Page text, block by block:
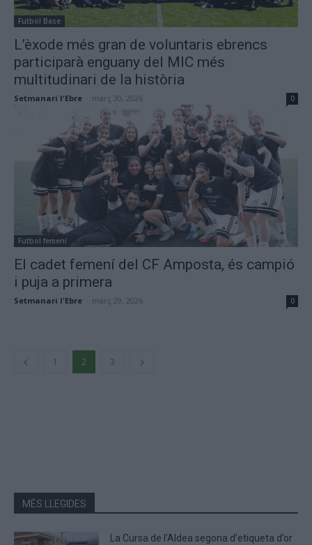
Futbol Base
L’èxode més gran de voluntaris ebrencs
participarà enguany del MIC més
multitudinari de la història
Setmanari l'Ebre març 30, 2026 0
Futbol femení
El cadet femení del CF Amposta, és campió
i puja a primera
Setmanari l'Ebre març 29, 2026 0
1 2 3
MÉS LLEGIDES
La Cursa de l’Aldea segona d’etiqueta d’or